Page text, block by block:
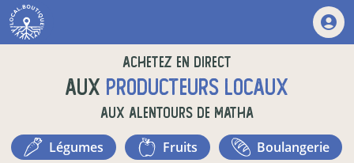
Achetez en direct
auxproducteurs locaux
aux alentours de Matha
légumes fruits
boulangerie